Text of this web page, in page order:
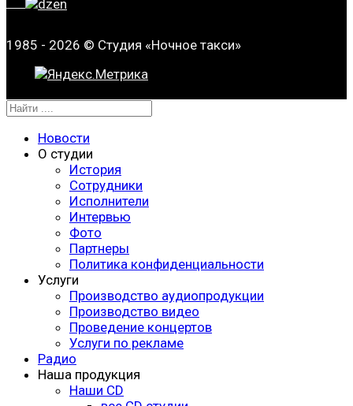
1985 - 2026 © Студия «Ночное такси»
Новости
О студии
История
Сотрудники
Исполнители
Интервью
Фото
Партнеры
Политика конфиденциальности
Услуги
Производство аудиопродукции
Производство видео
Проведение концертов
Услуги по рекламе
Радио
Наша продукция
Наши CD